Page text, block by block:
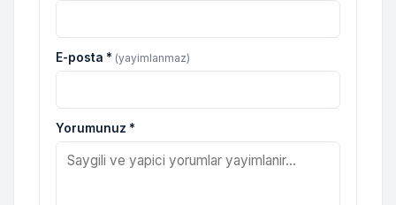
E-posta * (yayimlanmaz)
Yorumunuz *